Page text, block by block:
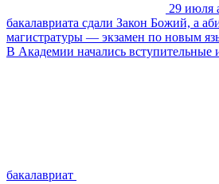
29 июля
бакалавриата сдали Закон Божий, а
магистратуры — экзамен по новым
В Академии начались вступительные
бакалавриат